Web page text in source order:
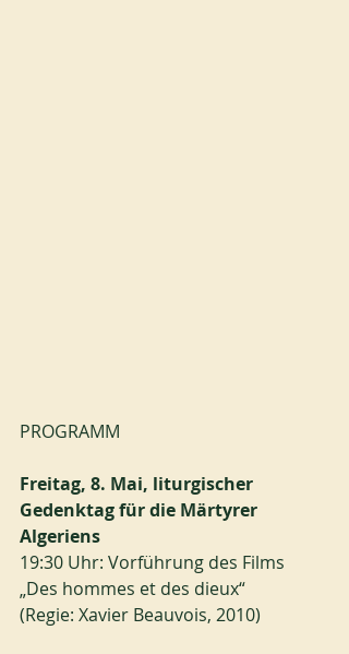
PROGRAMM
Freitag, 8. Mai, liturgischer
Gedenktag für die Märtyrer
Algeriens
19:30 Uhr: Vorführung des Films
„Des hommes et des dieux“
(Regie: Xavier Beauvois, 2010)